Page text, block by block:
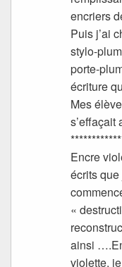
encriers
Puis j’ai
stylo-
porte-
écriture
Mes
Encre
écrits
«
ainsi
violette,